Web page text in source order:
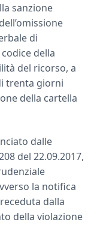
sanzione
di
della
del ricorso, a
trenta giorni
della cartella
dalle
del 22.09.2017,
la notifica
dalla
della violazione